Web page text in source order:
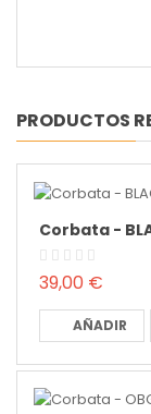
PRODUCTOS
Corbata -
39,00 €
AÑADIR